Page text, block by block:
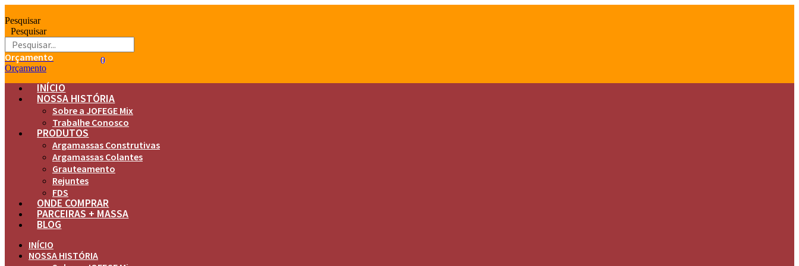
para
conteúdo
Pesquisar
Pesquisar
Orçamento 0
Orçamento
0
INÍCIO
NOSSA HISTÓRIA
Sobre a JOFEGE Mix
Trabalhe Conosco
PRODUTOS
Argamassas Construtivas
Argamassas Colantes
Grauteamento
Rejuntes
FDS
ONDE COMPRAR
PARCEIRAS + MASSA
BLOG
INÍCIO
NOSSA HISTÓRIA